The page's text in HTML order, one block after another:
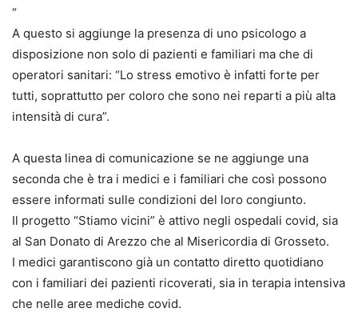
“
A questo si aggiunge la presenza di uno psicologo a
disposizione non solo di pazienti e familiari ma che di
operatori sanitari: “Lo stress emotivo è infatti forte per
tutti, soprattutto per coloro che sono nei reparti a più alta
intensità di cura”.
A questa linea di comunicazione se ne aggiunge una
seconda che è tra i medici e i familiari che così possono
essere informati sulle condizioni del loro congiunto.
Il progetto “Stiamo vicini” è attivo negli ospedali covid, sia
al San Donato di Arezzo che al Misericordia di Grosseto.
I medici garantiscono già un contatto diretto quotidiano
con i familiari dei pazienti ricoverati, sia in terapia intensiva
che nelle aree mediche covid.